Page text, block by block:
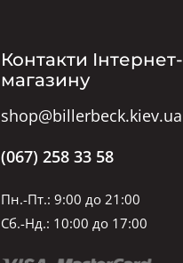
Контакти Інтернет-
магазину
shop@billerbeck.kiev.ua
(067) 258 33 58
Пн.-Пт.: 9:00 до 21:00
Сб.-Нд.: 10:00 до 17:00